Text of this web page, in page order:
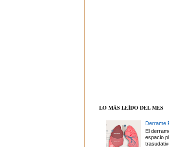
LO MÁS LEÍDO DEL MES
Derrame
El
espacio